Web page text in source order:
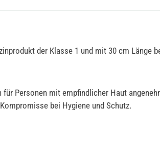
der Klasse 1 und mit 30 cm Länge
Personen mit empfindlicher Haut
bei Hygiene und Schutz.